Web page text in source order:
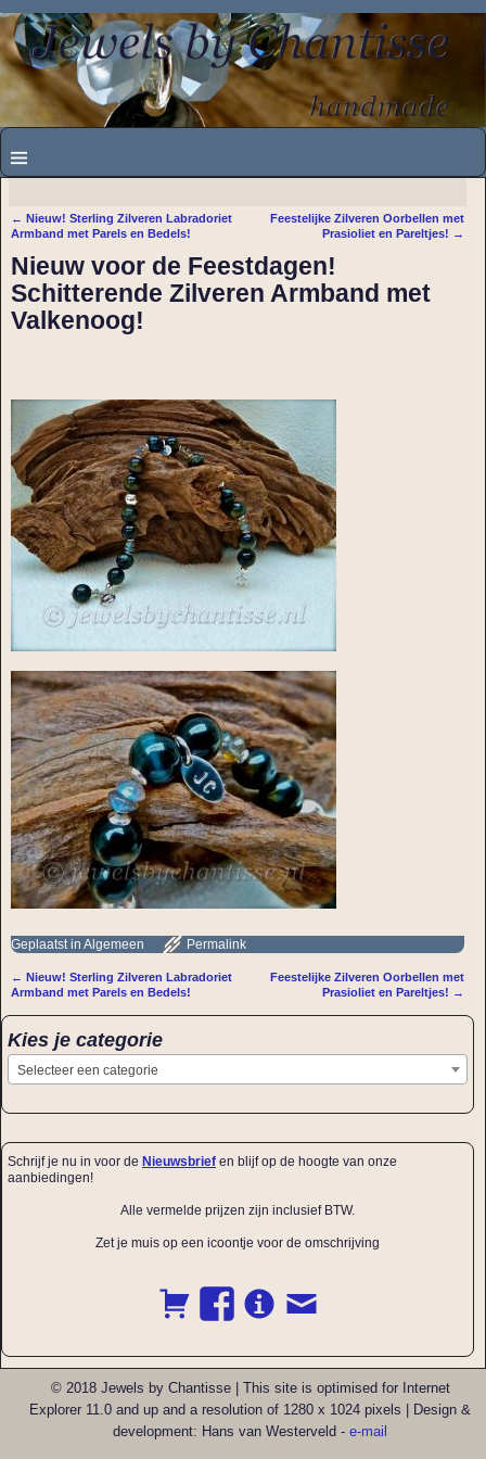
Bericht navigatie
← Nieuw! Sterling Zilveren Labradoriet
Armband met Parels en Bedels!
Feestelijke Zilveren Oorbellen met
Prasioliet en Pareltjes! →
Nieuw voor de Feestdagen!
Schitterende Zilveren Armband met
Valkenoog!
Geplaatst in Algemeen Permalink
Bericht navigatie
← Nieuw! Sterling Zilveren Labradoriet
Armband met Parels en Bedels!
Feestelijke Zilveren Oorbellen met
Prasioliet en Pareltjes! →
Kies je categorie
Selecteer een categorie
Schrijf je nu in voor de Nieuwsbrief en blijf op de hoogte van onze
aanbiedingen!
Alle vermelde prijzen zijn inclusief BTW.
Zet je muis op een icoontje voor de omschrijving
© 2018 Jewels by Chantisse | This site is optimised for Internet
Explorer 11.0 and up and a resolution of 1280 x 1024 pixels | Design &
development: Hans van Westerveld - e-mail